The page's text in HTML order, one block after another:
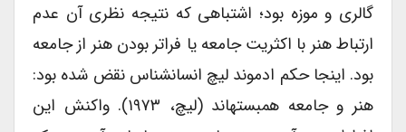
گالری و موزه بود؛ اشتباهی که نتیجه نظری آن عدم
ارتباط هنر با اکثریت جامعه یا فراتر بودن هنر از جامعه
بود. اینجا حکم ادموند لیچ انسان­شناس نقض شده بود:
هنر و جامعه همبسته­اند (لیچ، ۱۹۷۳). واکنش این